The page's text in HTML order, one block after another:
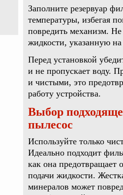
Заполните резервуар
температуры, избегая
повредить механизм.
жидкости, указанную на
Перед установкой
и не пропускает воду.
и чистыми, это
работу устройства.
Выбор
пылесос
Используйте только
Идеально подходит
как она предотвращает
подачи жидкости.
минералов может